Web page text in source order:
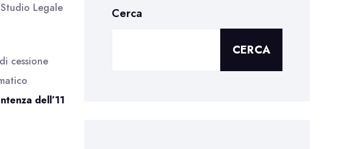
Legale
cessione
dell’11
Cerca
CERCA